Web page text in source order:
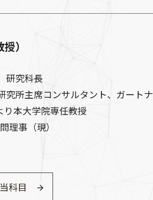
）
研究科長
究所主席コンサルタント、ガー
り本大学院専任教授
理事（現）
科目